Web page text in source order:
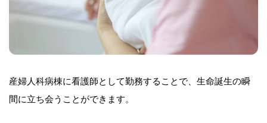
産婦人科病棟に看護師として勤務することで、生命誕生の瞬
間に立ち会うことができます。